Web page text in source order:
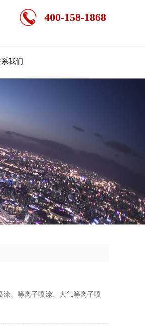
400-158-1868
我们
涂、等离子喷涂、大气等离子喷